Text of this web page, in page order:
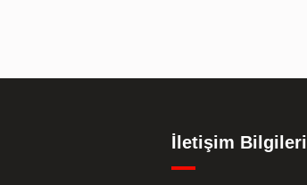
İletişim Bilgileri